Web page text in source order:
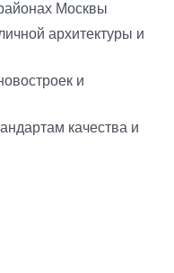
Москвы
архитектуры и
и
качества и